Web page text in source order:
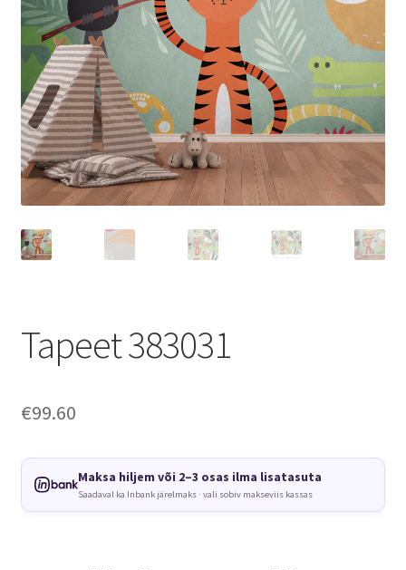
Tapeet 383031
€99.60
Maksa hiljem või 2–3 osas ilma lisatasuta
Saadaval ka Inbank järelmaks · vali sobiv makseviis kassas